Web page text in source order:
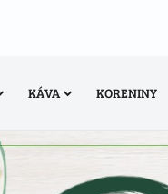
KÁVA KORENINY